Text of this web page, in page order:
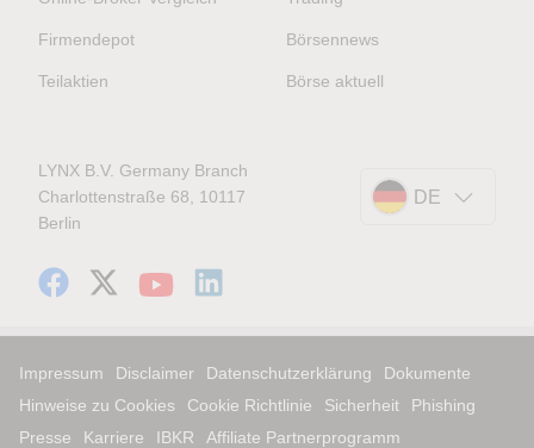
Firmendepot
Teilaktien
Börsennews
Börse aktuell
LYNX B.V. Germany Branch
Charlottenstraße 68, 10117
Berlin
DE
Impressum Disclaimer Datenschutzerklärung
Dokumente
Hinweise zu Cookies
Cookie Richtlinie Sicherheit
Phishing
Presse
Karriere IBKR
Affiliate Partnerprogramm